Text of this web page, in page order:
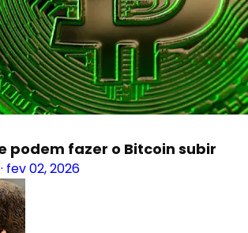
podem fazer o Bitcoin subir
· fev 02, 2026